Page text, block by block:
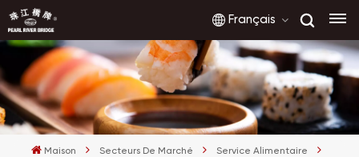
Français
English
français
Maison Secteurs De Marché
Service Alimentaire